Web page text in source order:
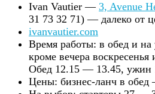
Ivan Vautier — 3, Avenue
31 73 32 71) — далеко от
ivanvautier.com
Время работы: в обед и
кроме вечера воскресенья
Обед 12.15 — 13.45, ужин
Цены: бизнес-ланч в